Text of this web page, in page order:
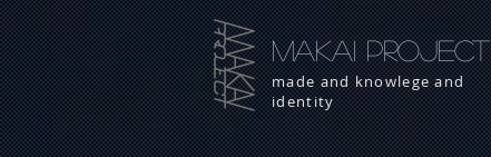
MAKAI PROJECT
made and knowlege and
identity